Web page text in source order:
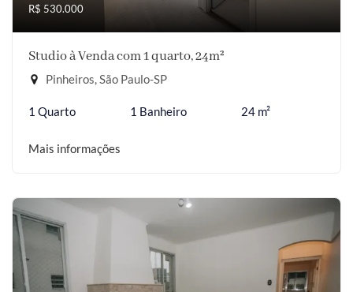
R$ 530.000
Studio à Venda com 1 quarto, 24m²
Pinheiros, São Paulo-SP
1 Quarto 1 Banheiro 24 m²
Mais informações